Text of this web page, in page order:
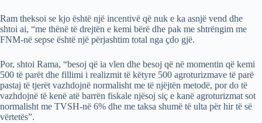
Ram theksoi se kjo është një incentivë që nuk e ka asnjë vend dhe
shtoi ai, “me thënë të drejtën e kemi bërë dhe pak me shtrëngim me
FNM-në sepse është një përjashtim total nga çdo gjë.
Por, shtoi Rama, “besoj që ia vlen dhe besoj që në momentin që kemi
500 të parët dhe fillimi i realizmit të këtyre 500 agroturizmave të parë
pastaj të tjerët vazhdojnë normalisht me të njëjtën metodë, por do të
vazhdojnë të kenë atë barrën fiskale njësoj siç e kanë agroturizmat sot
normalisht me TVSH-në 6% dhe me taksa shumë të ulta për hir të së
vërtetës”.